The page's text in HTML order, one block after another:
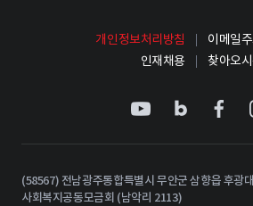
개인정보처리방침
이메일
인재채용
찾아오
(58567) 전남광주통합특별시 무안군 삼향읍 후광
사회복지공동모금회 (남악리 2113)